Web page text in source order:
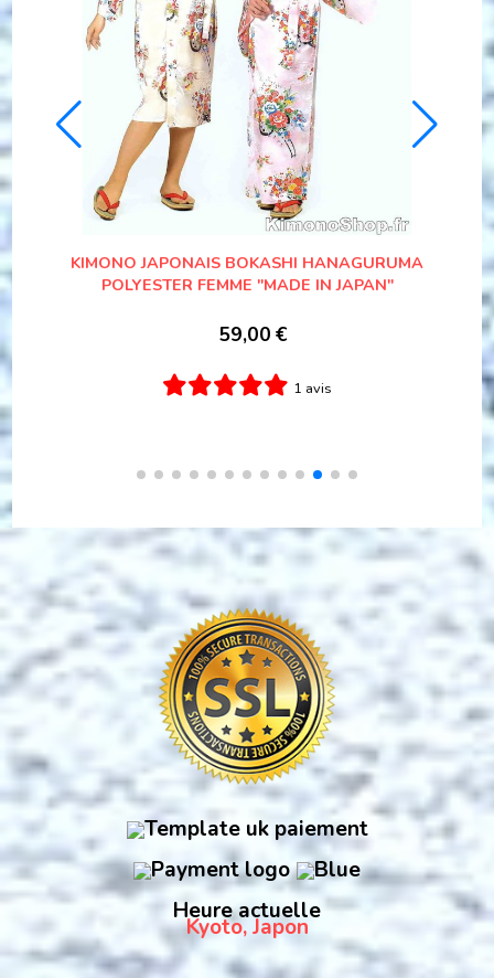
YUKATA BOTAN RAN FEMME
65,00
Heure actuelle
Kyoto, Japon